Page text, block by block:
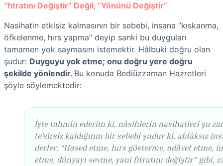
“fıtratını Değiştir” Değil, “Yönünü Değiştir”
Nasihatin etkisiz kalmasının bir sebebi, insana “kıskanma,
öfkelenme, hırs yapma” deyip sanki bu duyguları
tamamen yok saymasını istemektir. Hâlbuki doğru olan
şudur: Duyguyu yok etme; onu doğru yere doğru
şekilde yönlendir. Bu konuda Bediüzzaman Hazretleri
şöyle söylemektedir:
İşte tahmîn ederim ki, nâsihlerin nasihatleri şu
te’sîrsiz kaldığının bir sebebi şudur ki, ahlâksız
derler: “Hased etme, hırs gösterme, adâvet etme,
etme, dünyayı sevme, yani fıtratını değiştir” gibi,